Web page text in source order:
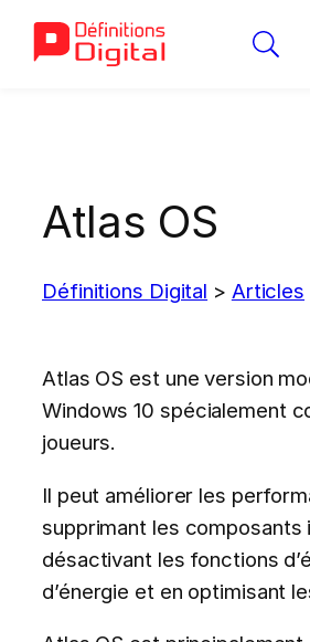
Atlas OS
Définitions Digital > Articles
Atlas OS est une version
Windows 10 spécialement
joueurs.
Il peut améliorer les
supprimant les composants
désactivant les fonctions
d’énergie et en optimisant